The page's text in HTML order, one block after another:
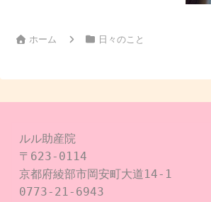
ホーム 日々のこと
ルル助産院
〒623-0114
京都府綾部市岡安町大道14-1
0773-21-6943